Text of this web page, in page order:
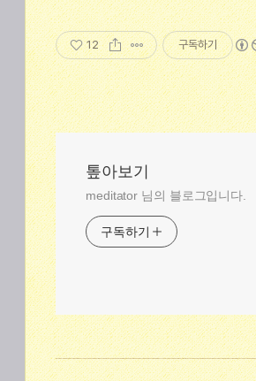
12 구독하기
톺아보기
meditator 님의 블로그입니다.
구독하기